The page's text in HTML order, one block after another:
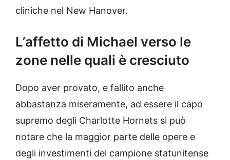
cliniche nel New Hanover.
L’affetto di Michael verso le
zone nelle quali è cresciuto
Dopo aver provato, e fallito anche
abbastanza miseramente, ad essere il capo
supremo degli Charlotte Hornets si può
notare che la maggior parte delle opere e
degli investimenti del campione statunitense